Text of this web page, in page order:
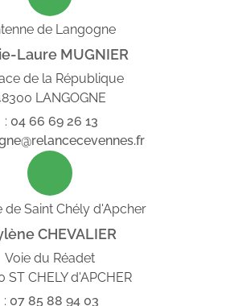
de Langogne
Laure MUGNIER
de la République
LANGOGNE
: 04 66 69 26 13
de Saint Chély d'Apcher
CHEVALIER
Voie du Réadet
ST CHELY d'APCHER
: 07 85 88 94 03